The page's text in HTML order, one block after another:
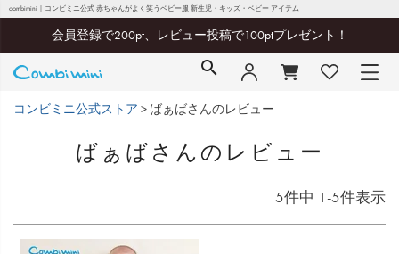
combimini｜コンビミニ公式 赤ちゃんがよく笑うベビー服 新生児・キッズ・ベビー アイテム
会員登録で200pt、レビュー投稿で100ptプレゼント！
コンビミニ公式ストア ばぁばさんのレビュー
ばぁばさんのレビュー
5件中 1 -5件表示